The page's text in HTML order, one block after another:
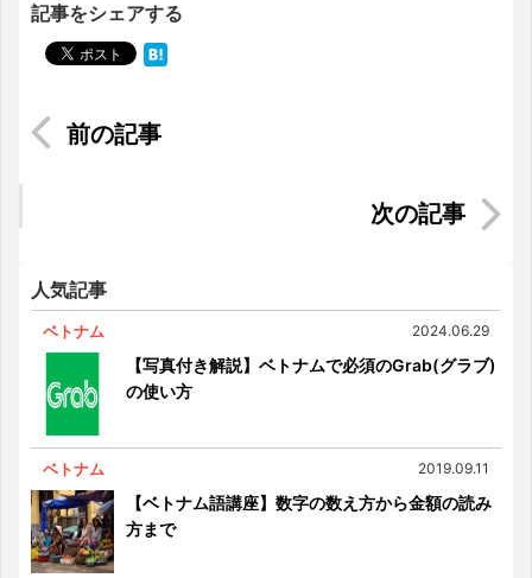
記事をシェアする
ベトナム人にとって日本語の勉強は難しい？
穴場観光スポット：タイガービール工場見学
人気記事
ベトナム 2024.06.29
【写真付き解説】ベトナムで必須のGrab(グラブ)
の使い方
ベトナム 2019.09.11
【ベトナム語講座】数字の数え方から金額の読み
方まで